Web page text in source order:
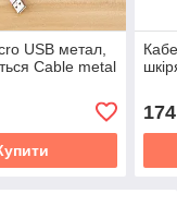
USB метал,
Cable metal
174